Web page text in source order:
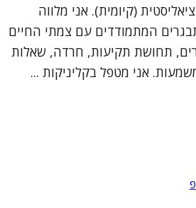
(קיומית). אני מלווה
המתמודדים עם צמתי החיים
תחושת תקיעות, חרדה, שאלות
אני מטפל בקליניקות ...